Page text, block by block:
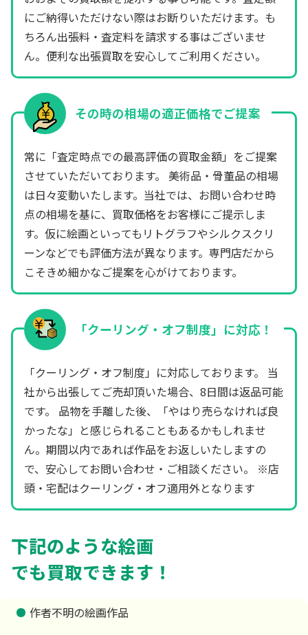
にご納得いただけない際はお断りいただけます。も
ちろん出張料・査定料を請求する事はございませ
ん。便利な出張買取を安心してご利用ください。
その時の相場の適正価格でご提案
常に「査定時点での最高評価の買取金額」をご提案
させていただいております。 美術品・骨董品の相場
は日々変動いたします。当社では、お問い合わせ時
点の相場を基に、買取価格をお客様にご提示しま
す。仮に絵画といってもリトグラフやシルクスクリ
ーンなどでも評価方法が異なります。専門店だから
こそきめ細かなご提案を心がけております。
「クーリング・オフ制度」に対応！
「クーリング・オフ制度」に対応しております。 当
社から出張してご売却頂いた場合、8日間は返品可能
です。 品物を手離した後、「やはり売らなければ良
かったな」と感じられることもあるかもしれませ
ん。期間以内であれば作品をお返しいたしますの
で、安心してお問い合わせ・ご相談ください。 ※店
頭・宅配はクーリング・オフ適用外となります
下記のような絵画
でも買取できます！
作者不明の絵画作品